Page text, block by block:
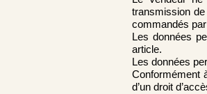
transmission
commandés par
Les données
article.
Les données
Conformément
d’un droit